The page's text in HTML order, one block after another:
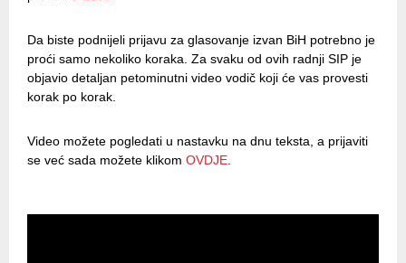
Da biste podnijeli prijavu za glasovanje izvan BiH potrebno je
proći samo nekoliko koraka. Za svaku od ovih radnji SIP je
objavio detaljan petominutni video vodič koji će vas provesti
korak po korak.
Video možete pogledati u nastavku na dnu teksta, a prijaviti
se već sada možete klikom OVDJE.